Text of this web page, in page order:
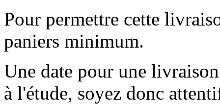
Pour permettre cette
paniers minimum.
Une date pour une
à l'étude, soyez donc